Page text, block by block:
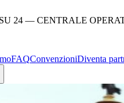
24 — CENTRALE
FAQConvenzioniDiventa